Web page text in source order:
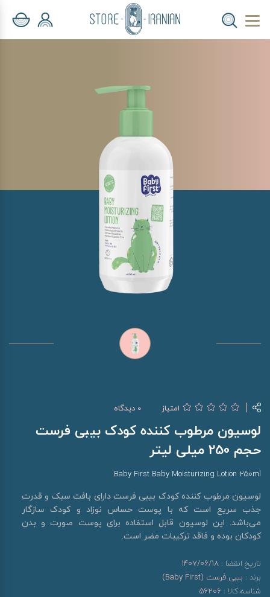
امتیاز 0 دیدگاه
لوسیون مرطوب کننده کودک بیبی فرست
حجم 250 میلی لیتر
Baby First Baby Moisturizing Lotion 250ml
لوسیون مرطوب کننده کودک بیبی فرست دارای بافت سبک و قدرت
جذب سریع است که با پوست حساس نوزاد و کودک سازگار
می‌باشد. این لوسیون قابل استفاده برای پوست صورت و بدن
کودکان بوده و فاقد ترکیبات مضر است.
تاریخ انقضا : 1407/06/18
برند : بیبی فرست (Baby First)
شناسه کالا : 56206